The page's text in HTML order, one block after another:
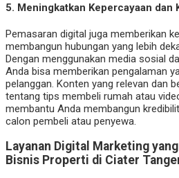
5. Meningkatkan Kepercayaan dan
Pemasaran digital juga memberikan
membangun hubungan yang lebih
Dengan menggunakan media sosial
Anda bisa memberikan pengalaman
pelanggan. Konten yang relevan dan
tentang tips membeli rumah atau
membantu Anda membangun
calon pembeli atau penyewa.
Layanan Digital Marketing
Bisnis Properti di Ciater